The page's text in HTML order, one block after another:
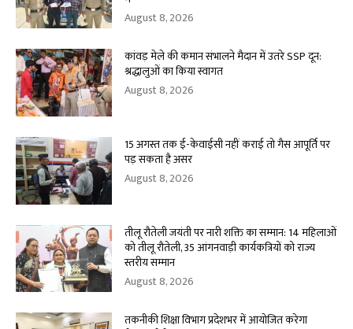
August 8, 2026
कांवड़ मेले की कमान संभालने मैदान में उतरे SSP दून:
श्रद्धालुओं का किया स्वागत
August 8, 2026
15 अगस्त तक ई-केवाईसी नहीं कराई तो गैस आपूर्ति पर
पड़ सकता है असर
August 8, 2026
तीलू रौतेली जयंती पर नारी शक्ति का सम्मान: 14 महिलाओं
को तीलू रौतेली, 35 आंगनवाड़ी कार्यकत्रियों को राज्य
स्तरीय सम्मान
August 8, 2026
तकनीकी शिक्षा विभाग प्रदेशभर में आयोजित करेगा